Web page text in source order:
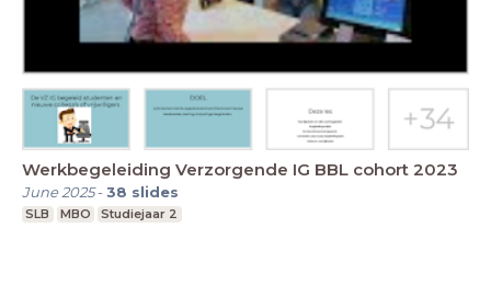
Werkbegeleiding Verzorgende IG BBL cohort 2023
June 2025-38 slides
SLB MBO Studiejaar 2